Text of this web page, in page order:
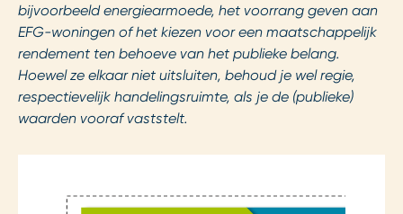
bijvoorbeeld energiearmoede, het voorrang geven aan
EFG-woningen of het kiezen voor een maatschappelijk
rendement ten behoeve van het publieke belang.
Hoewel ze elkaar niet uitsluiten, behoud je wel regie,
respectievelijk handelingsruimte, als je de (publieke)
waarden vooraf vaststelt.